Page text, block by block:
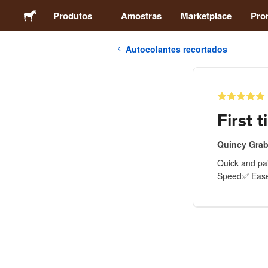
Produtos Amostras Marketplace
Autocolantes recortados
First
Quincy
Quick and
Speed✅